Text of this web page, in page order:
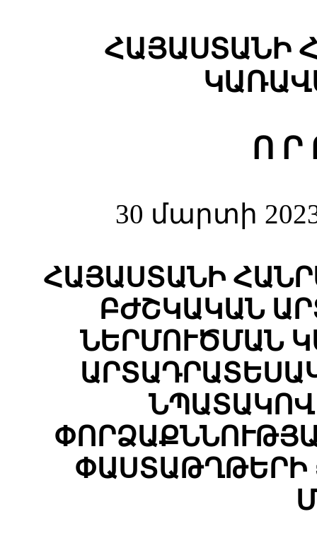
ՀԱՅԱՍՏԱՆԻ
Ո Ր
30 մարտի
ՀԱՅԱՍՏԱՆԻ
ԲԺՇԿԱԿԱՆ
ՆԵՐՄՈՒԾՄԱՆ
ՓԱՍՏԱԹՂԹԵՐԻ